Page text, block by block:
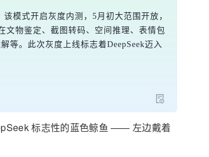
模式开启灰度内测，5月初大范围开放，
文物鉴定、截图转码、空间推理、表情包
等。此次灰度上线标志着DeepSeek迈入
标志性的蓝色鲸鱼 —— 左边戴着